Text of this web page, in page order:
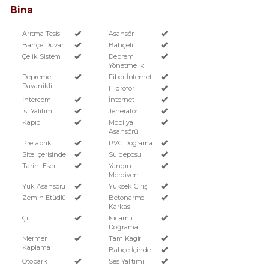
Bina
Arıtma Tesisi
Asansör
Bahçe Duvarı
Bahçeli
Çelik Sistem
Deprem
Yönetmelikli
Depreme
Dayanikli
Fiber İnternet
Hidrofor
İntercom
İnternet
Isı Yalıtım
Jeneratör
Kapıcı
Mobilya
Asansörü
Prefabrik
PVC Dograma
Site içerisinde
Su deposu
Tarihi Eser
Yangın
Merdiveni
Yük Asansörü
Yüksek Giriş
Zemin Etüdlü
Betonarme
Karkas
Çit
Isıcamlı
Doğrama
Mermer
Kaplama
Tam Kagir
Bahçe İçinde
Otopark
Ses Yalıtımı